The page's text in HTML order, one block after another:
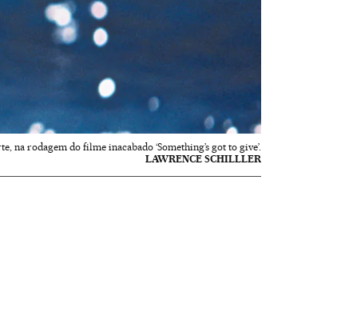
rodagem do filme inacabado ‘Something’s got to give’.
LAWRENCE SCHILLLER